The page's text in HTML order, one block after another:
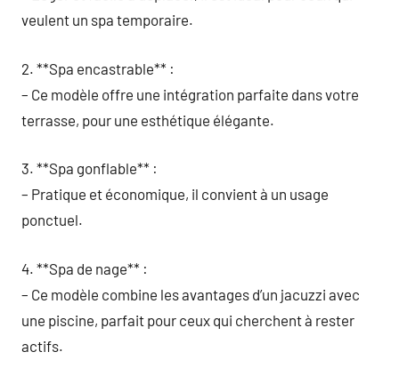
veulent un spa temporaire.
2. **Spa encastrable** :
– Ce modèle offre une intégration parfaite dans votre
terrasse, pour une esthétique élégante.
3. **Spa gonflable** :
– Pratique et économique, il convient à un usage
ponctuel.
4. **Spa de nage** :
– Ce modèle combine les avantages d’un jacuzzi avec
une piscine, parfait pour ceux qui cherchent à rester
actifs.